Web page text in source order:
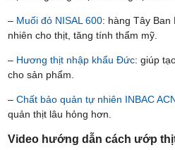
– Muối đỏ NISAL 600: hàng Tây Ban
nhiên cho thịt, tăng tính thẩm mỹ.
– Hương thịt nhập khẩu Đức: giúp
cho sản phẩm.
– Chất bảo quản tự nhiên INBAC
quản thịt lâu hỏng hơn.
Video hướng dẫn cách ướp